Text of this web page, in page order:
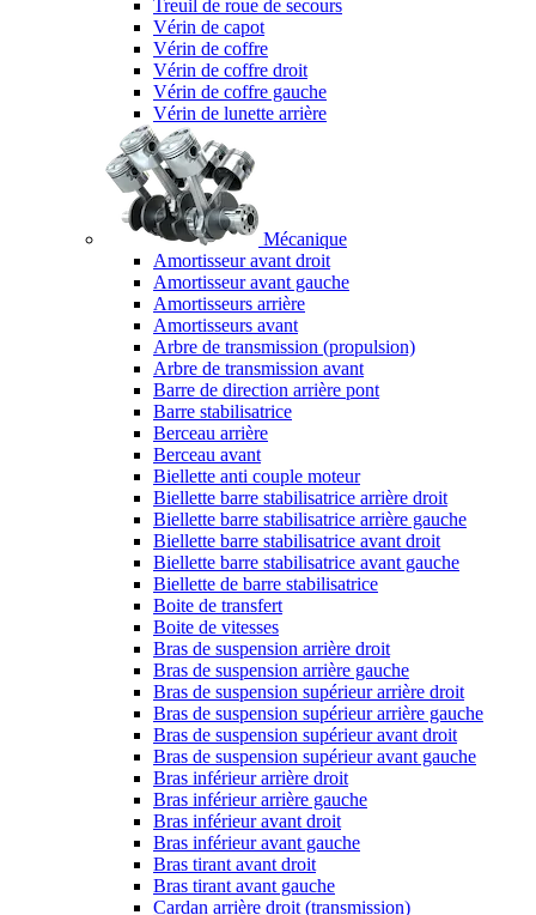
Treuil de roue de secours
Vérin de capot
Vérin de coffre
Vérin de coffre droit
Vérin de coffre gauche
Vérin de lunette arrière
Mécanique
Amortisseur avant droit
Amortisseur avant gauche
Amortisseurs arrière
Amortisseurs avant
Arbre de transmission (propulsion)
Arbre de transmission avant
Barre de direction arrière pont
Barre stabilisatrice
Berceau arrière
Berceau avant
Biellette anti couple moteur
Biellette barre stabilisatrice arrière droit
Biellette barre stabilisatrice arrière gauche
Biellette barre stabilisatrice avant droit
Biellette barre stabilisatrice avant gauche
Biellette de barre stabilisatrice
Boite de transfert
Boite de vitesses
Bras de suspension arrière droit
Bras de suspension arrière gauche
Bras de suspension supérieur arrière droit
Bras de suspension supérieur arrière gauche
Bras de suspension supérieur avant droit
Bras de suspension supérieur avant gauche
Bras inférieur arrière droit
Bras inférieur arrière gauche
Bras inférieur avant droit
Bras inférieur avant gauche
Bras tirant avant droit
Bras tirant avant gauche
Cardan arrière droit (transmission)